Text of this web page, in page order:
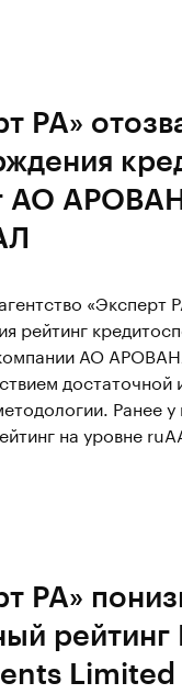
РА»
АО
«Эксперт
рейтинг
АО
Ранее
на уровне
РА»
рейтинг
Limited